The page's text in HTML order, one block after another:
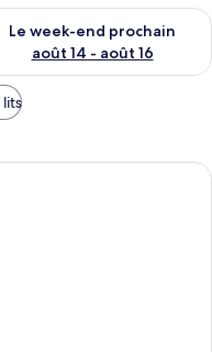
end août 7 - août 9
Le week-end prochain
août 14 - août 16
la disponibilité pour
lits
chambre d’hôtel moderne